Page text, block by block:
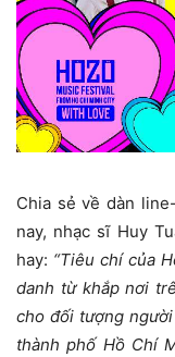
Chia sẻ về dàn
nay, nhạc sĩ Huy
hay: “Tiêu chí của
danh từ khắp nơi
cho đối tượng
thành phố Hồ Chí